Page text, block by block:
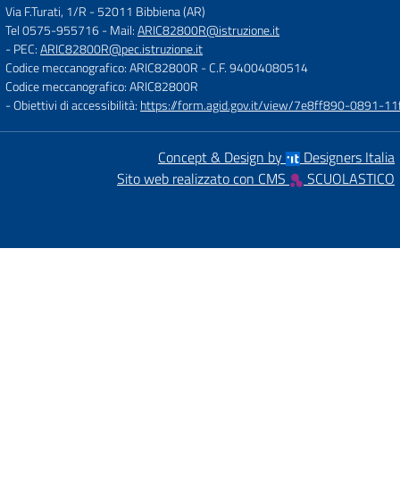
Via F.Turati, 1/R -52011 Bibbiena (AR)
Tel 0575-955716- Mail:ARIC82800R@istruzione.it
- PEC:ARIC82800R@pec.istruzione.it
Codice meccanografico: ARIC82800R - C.F. 94004080514
Codice meccanografico: ARIC82800R
- Obiettivi di accessibilità: https://form.agid.gov.it/view/7e8ff890-0891-
Concept & Design by
Designers Italia
Sito web realizzato con CMS
SCUOLASTICO